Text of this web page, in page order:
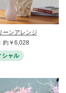
ーンアレンジ
約￥6,028
シャル